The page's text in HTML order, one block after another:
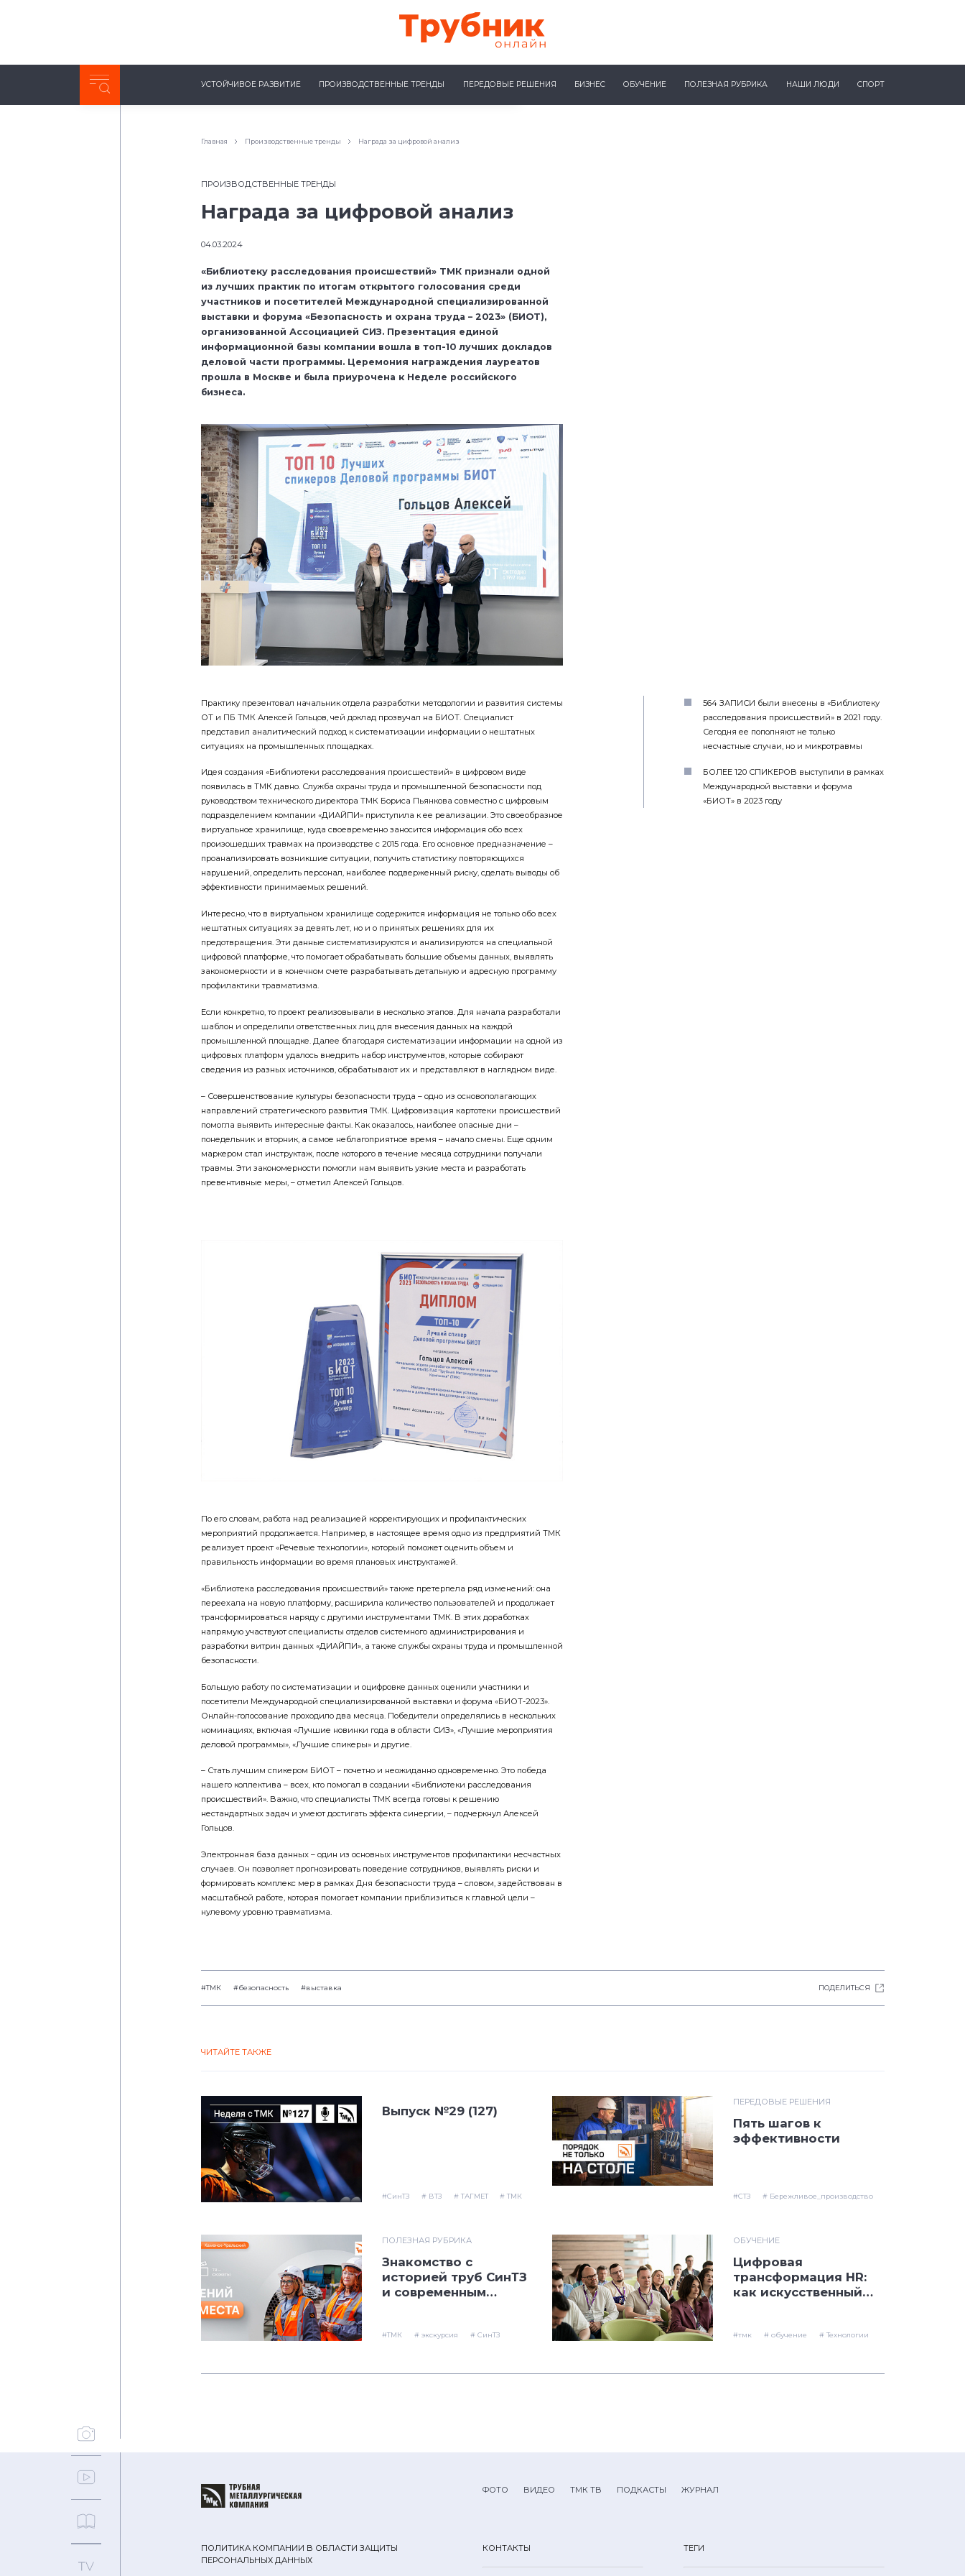
Неделя с ТМК. Выпуск №27 (225)
УСТОЙЧИВОЕ РАЗВИТИЕ ПРОИЗВОДСТВЕННЫЕ ТРЕНДЫ ПЕРЕДОВЫЕ РЕШЕНИЯ БИЗНЕС ОБУЧЕНИЕ ПОЛЕЗНАЯ РУБРИКА НАШИ ЛЮДИ СПОРТ
Главная Производственные тренды Награда за цифровой анализ
ПРОИЗВОДСТВЕННЫЕ ТРЕНДЫ
Награда за цифровой анализ
04.03.2024
«Библиотеку расследования происшествий» ТМК признали одной
из лучших практик по итогам открытого голосования среди
участников и посетителей Международной специализированной
выставки и форума «Безопасность и охрана труда – 2023» (БИОТ),
организованной Ассоциацией СИЗ. Презентация единой
информационной базы компании вошла в топ-10 лучших докладов
деловой части программы. Церемония награждения лауреатов
прошла в Москве и была приурочена к Неделе российского
бизнеса.
Практику презентовал начальник отдела разработки методологии и развития системы
ОТ и ПБ ТМК Алексей Гольцов, чей доклад прозвучал на БИОТ. Специалист
представил аналитический подход к систематизации информации о нештатных
ситуациях на промышленных площадках.
Идея создания «Библиотеки расследования происшествий» в цифровом виде
появилась в ТМК давно. Служба охраны труда и промышленной безопасности под
руководством технического директора ТМК Бориса Пьянкова совместно с цифровым
подразделением компании «ДИАЙПИ» приступила к ее реализации. Это своеобразное
виртуальное хранилище, куда своевременно заносится информация обо всех
произошедших травмах на производстве c 2015 года. Его основное предназначение –
проанализировать возникшие ситуации, получить статистику повторяющихся
нарушений, определить персонал, наиболее подверженный риску, сделать выводы об
эффективности принимаемых решений.
Интересно, что в виртуальном хранилище содержится информация не только обо всех
нештатных ситуациях за девять лет, но и о принятых решениях для их
предотвращения. Эти данные систематизируются и анализируются на специальной
цифровой платформе, что помогает обрабатывать большие объемы данных, выявлять
закономерности и в конечном счете разрабатывать детальную и адресную программу
профилактики травматизма.
Если конкретно, то проект реализовывали в несколько этапов. Для начала разработали
шаблон и определили ответственных лиц для внесения данных на каждой
промышленной площадке. Далее благодаря систематизации информации на одной из
цифровых платформ удалось внедрить набор инструментов, которые собирают
сведения из разных источников, обрабатывают их и представляют в наглядном виде.
– Совершенствование культуры безопасности труда – одно из основополагающих
направлений стратегического развития ТМК. Цифровизация картотеки происшествий
помогла выявить интересные факты. Как оказалось, наиболее опасные дни –
понедельник и вторник, а самое неблагоприятное время – начало смены. Еще одним
маркером стал инструктаж, после которого в течение месяца сотрудники получали
травмы. Эти закономерности помогли нам выявить узкие места и разработать
превентивные меры, – отметил Алексей Гольцов.
По его словам, работа над реализацией корректирующих и профилактических
мероприятий продолжается. Например, в настоящее время одно из предприятий ТМК
реализует проект «Речевые технологии», который поможет оценить объем и
правильность информации во время плановых инструктажей.
«Библиотека расследования происшествий» также претерпела ряд изменений: она
переехала на новую платформу, расширила количество пользователей и продолжает
трансформироваться наряду с другими инструментами ТМК. В этих доработках
напрямую участвуют специалисты отделов системного администрирования и
разработки витрин данных «ДИАЙПИ», а также службы охраны труда и промышленной
безопасности.
Большую работу по систематизации и оцифровке данных оценили участники и
посетители Международной специализированной выставки и форума «БИОТ-2023».
Онлайн-голосование проходило два месяца. Победители определялись в нескольких
номинациях, включая «Лучшие новинки года в области СИЗ», «Лучшие мероприятия
деловой программы», «Лучшие спикеры» и другие.
– Стать лучшим спикером БИОТ – почетно и неожиданно одновременно. Это победа
нашего коллектива – всех, кто помогал в создании «Библиотеки расследования
происшествий». Важно, что специалисты ТМК всегда готовы к решению
нестандартных задач и умеют достигать эффекта синергии, – подчеркнул Алексей
Гольцов.
Электронная база данных – один из основных инструментов профилактики несчастных
случаев. Он позволяет прогнозировать поведение сотрудников, выявлять риски и
формировать комплекс мер в рамках Дня безопасности труда – словом, задействован в
масштабной работе, которая помогает компании приблизиться к главной цели –
нулевому уровню травматизма.
564 ЗАПИСИ были внесены в «Библиотеку
расследования происшествий» в 2021 году.
Сегодня ее пополняют не только
несчастные случаи, но и микротравмы
БОЛЕЕ 120 СПИКЕРОВ выступили в рамках
Международной выставки и форума
«БИОТ» в 2023 году
#ТМК #безопасность #выставка ПОДЕЛИТЬСЯ
ЧИТАЙТЕ ТАКЖЕ
Выпуск №29 (127)
#СинТЗ # ВТЗ # ТАГМЕТ # ТМК
ПЕРЕДОВЫЕ РЕШЕНИЯ
Пять шагов к
эффективности
#СТЗ # Бережливое_производство
ПОЛЕЗНАЯ РУБРИКА
Знакомство с
историей труб СинТЗ
и современным
#ТМК # экскурсия # СинТЗ
ОБУЧЕНИЕ
Цифровая
трансформация HR:
как искусственный
меняют работу с
#тмк # обучение # Технологии
ФОТО ВИДЕО ТМК ТВ ПОДКАСТЫ ЖУРНАЛ
ПОЛИТИКА КОМПАНИИ В ОБЛАСТИ ЗАЩИТЫ
ПЕРСОНАЛЬНЫХ ДАННЫХ
КОНТАКТЫ ТЕГИ